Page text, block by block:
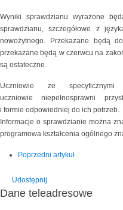
Wyniki sprawdzianu wyrażone
sprawdzianu, szczegółowe z
nowożytnego. Przekazane będą
przekazane będą w czerwcu na
są ostateczne.
Uczniowie ze
uczniowie niepełnosprawni
i formie odpowiedniej do ich potrzeb.
Informacje o sprawdzianie można
programowa kształcenia ogólnego
Poprzedni artykuł
Udostępnij
Dane teleadresowe